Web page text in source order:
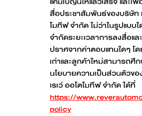
สื่อประชาสัมพันธ์ของบริษัท
โมทีฟ จำกัด ไม่ว่าในรูปแบบใ
จำกัดระยะเวลาการลงสื่อและ
ปราศจากค่าตอบแทนใดๆ โ
เก่าและลูกค้าใหม่สามารถศึ
นโยบายความเป็นส่วนตัวข
เรเว่ ออโตโมทีฟ จำกัด ได้ที่
https://
policy